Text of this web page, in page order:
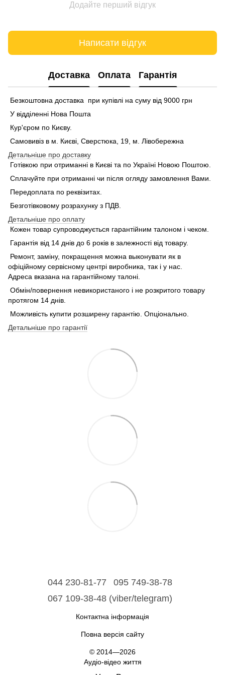
Додайте перший відгук
Написати відгук
Доставка Оплата Гарантія
Безкоштовна доставка при купівлі на суму від 9000 грн
У відділенні Нова Пошта
Кур'єром по Києву.
Самовивіз в м. Києві, Сверстюка, 19, м. Лівобережна
Детальніше про доставку
Готівкою при отриманні в Києві та по Україні Новою Поштою.
Сплачуйте при отриманні чи після огляду замовлення Вами.
Передоплата по реквізитах.
Безготівковому розрахунку з ПДВ.
Детальніше про оплату
Кожен товар супроводжується гарантійним талоном і чеком.
Гарантія від 14 днів до 6 років в залежності від товару.
Ремонт, заміну, покращення можна выконувати як в
офіційному сервісному центрі виробника, так і у нас.
Адреса вказана на гарантійному талоні.
Обмін/повернення невикористаного і не розкритого товару
протягом 14 днів.
Можливість купити розширену гарантію. Опціонально.
Детальніше про гарантії
044 230-81-77
095 749-38-78
067 109-38-48 (viber/telegram)
Контактна інформація
Повна версія сайту
© 2014—2026
Аудіо-відео життя